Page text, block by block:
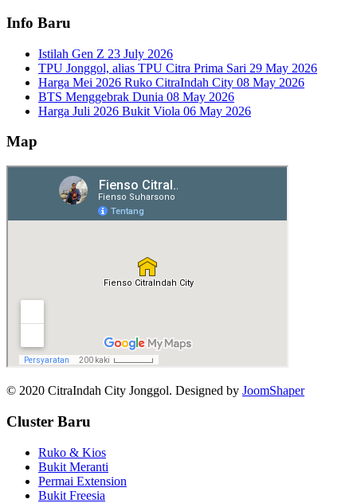
Info Baru
Istilah Gen Z 23 July 2026
TPU Jonggol, alias TPU Citra Prima Sari 29 May 2026
Harga Mei 2026 Ruko CitraIndah City 08 May 2026
BTS Menggebrak Dunia 08 May 2026
Harga Juli 2026 Bukit Viola 06 May 2026
Map
© 2020 CitraIndah City Jonggol. Designed by JoomShaper
Cluster Baru
Ruko & Kios
Bukit Meranti
Permai Extension
Bukit Freesia